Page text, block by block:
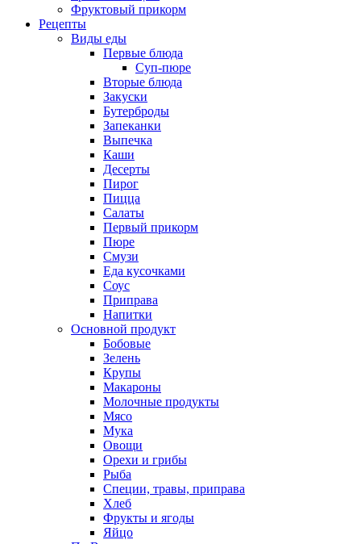
Фруктовый прикорм
Рецепты
Виды еды
Первые блюда
Суп-пюре
Вторые блюда
Закуски
Бутерброды
Запеканки
Выпечка
Каши
Десерты
Пирог
Пицца
Салаты
Первый прикорм
Пюре
Смузи
Еда кусочками
Соус
Приправа
Напитки
Основной продукт
Бобовые
Зелень
Крупы
Макароны
Молочные продукты
Мясо
Мука
Овощи
Орехи и грибы
Рыба
Специи, травы, приправа
Хлеб
Фрукты и ягоды
Яйцо